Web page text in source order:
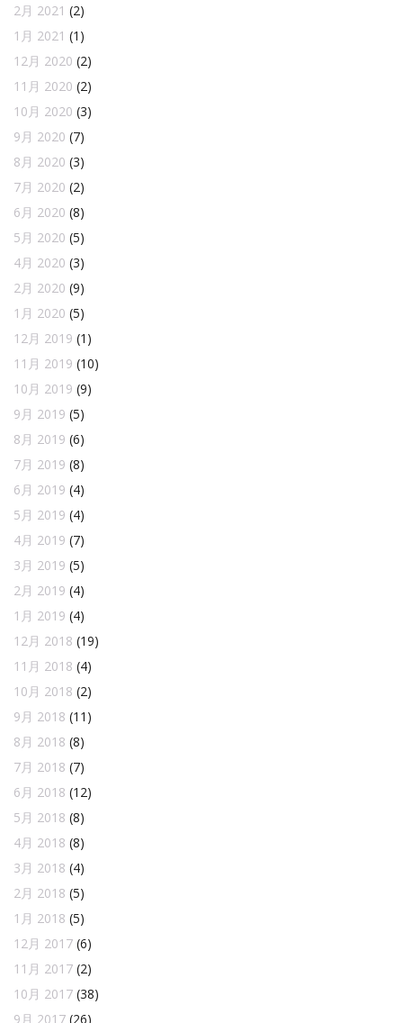
2月 2021 (2)
1月 2021 (1)
12月 2020 (2)
11月 2020 (2)
10月 2020 (3)
9月 2020 (7)
8月 2020 (3)
7月 2020 (2)
6月 2020 (8)
5月 2020 (5)
4月 2020 (3)
2月 2020 (9)
1月 2020 (5)
12月 2019 (1)
11月 2019 (10)
10月 2019 (9)
9月 2019 (5)
8月 2019 (6)
7月 2019 (8)
6月 2019 (4)
5月 2019 (4)
4月 2019 (7)
3月 2019 (5)
2月 2019 (4)
1月 2019 (4)
12月 2018 (19)
11月 2018 (4)
10月 2018 (2)
9月 2018 (11)
8月 2018 (8)
7月 2018 (7)
6月 2018 (12)
5月 2018 (8)
4月 2018 (8)
3月 2018 (4)
2月 2018 (5)
1月 2018 (5)
12月 2017 (6)
11月 2017 (2)
10月 2017 (38)
9月 2017 (26)